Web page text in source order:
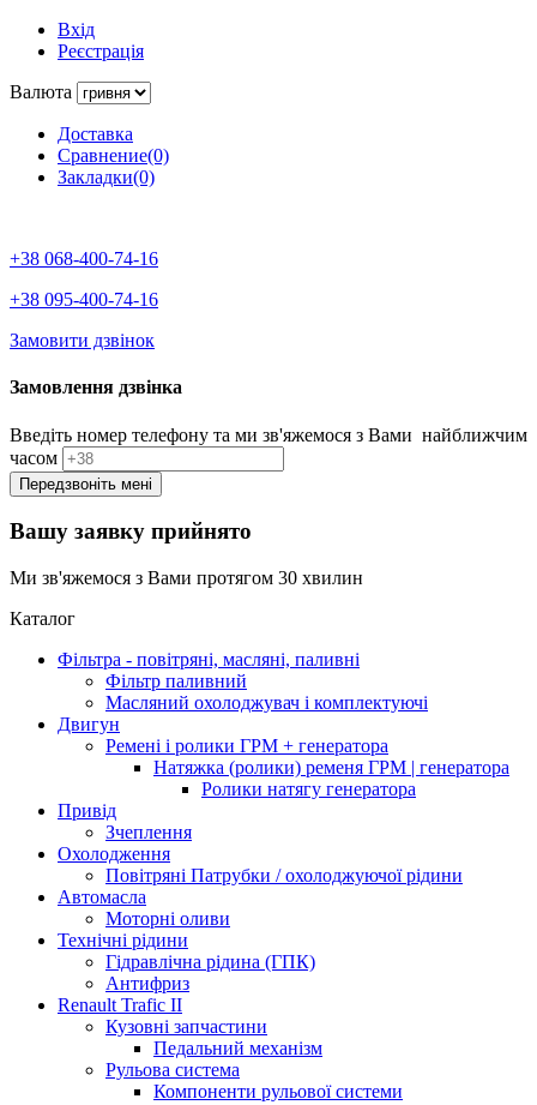
Вхід
Реєстрація
Валюта
Доставка
Сравнение(0)
Закладки(0)
+38 068-400-74-16
+38 095-400-74-16
Замовити дзвінок
Замовлення дзвінка
Введіть номер телефону та ми зв'яжемося з Вами найближчим
часом
Вашу заявку прийнято
Ми зв'яжемося з Вами протягом 30 хвилин
Каталог
Фільтра - повітряні, масляні, паливні
Фільтр паливний
Масляний охолоджувач і комплектуючі
Двигун
Ремені і ролики ГРМ + генератора
Натяжка (ролики) ременя ГРМ | генератора
Ролики натягу генератора
Привід
Зчеплення
Охолодження
Повітряні Патрубки / охолоджуючої рідини
Автомасла
Моторні оливи
Технічні рідини
Гідравлічна рідина (ГПК)
Антифриз
Renault Trafic II
Кузовні запчастини
Педальний механізм
Рульова система
Компоненти рульової системи